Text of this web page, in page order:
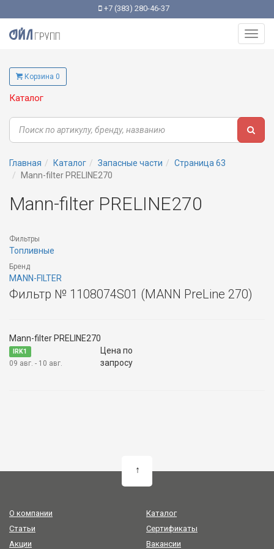
+7 (383) 280-46-37
Корзина 0
Каталог
Главная Каталог Запасные части
Страница 63
Mann-filter PRELINE270
Mann-filter PRELINE270
Фильтры
Топливные
Бренд
MANN-FILTER
Фильтр № 1108074S01 (MANN PreLine 270)
Mann-filter PRELINE270
IRK1
09 авг. - 10 авг.
Цена по
запросу
↑
О компании
Статьи
Акции
Каталог
Сертификаты
Вакансии